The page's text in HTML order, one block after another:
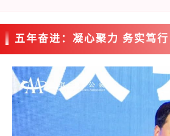
五年奋进：凝心聚力 务实笃行